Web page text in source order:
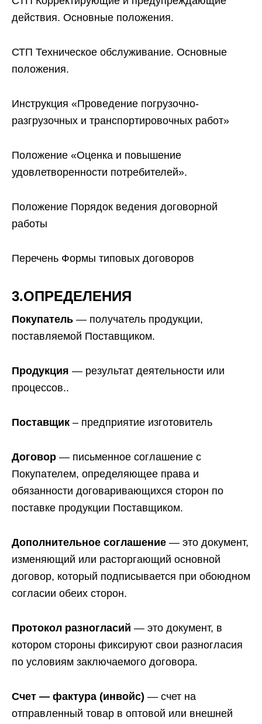
действия. Основные положения.
СТП Техническое обслуживание. Основные
положения.
Инструкция «Проведение погрузочно-
разгрузочных и транспортировочных работ»
Положение «Оценка и повышение
удовлетворенности потребителей».
Положение Порядок ведения договорной
работы
Перечень Формы типовых договоров
3.ОПРЕДЕЛЕНИЯ
Покупатель — получатель продукции,
поставляемой Поставщиком.
Продукция — результат деятельности или
процессов..
Поставщик – предприятие изготовитель
Договор — письменное соглашение с
Покупателем, определяющее права и
обязанности договаривающихся сторон по
поставке продукции Поставщиком.
Дополнительное соглашение — это документ,
изменяющий или расторгающий основной
договор, который подписывается при обоюдном
согласии обеих сторон.
Протокол разногласий — это документ, в
котором стороны фиксируют свои разногласия
по условиям заключаемого договора.
Счет — фактура (инвойс) — счет на
отправленный товар в оптовой или внешней